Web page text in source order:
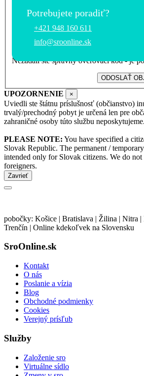
Potrebujete poradiť?
+421 948 160 611
info@sroonline.sk
Nezadali ste správny overovací kód - je
ODOSLAŤ
UPOZORNENIE ×
Uviedli ste štátnu príslušnosť (občianstvo)
trvalý/prechodný pobyt je určená len pre
zahraničné osoby túto službu neposkytujeme.
PLEASE NOTE: You have specified a
Slovak Republic. The permanent /
intended only for Slovak citizens. We do
foreigners.
Zavrieť
pobočky: Košice | Bratislava | Žilina | Nitra |
Trenčín | Online kdekoľvek na Slovensku
SroOnline.sk
Kontakt
O nás
Poslanie a vízia
Blog
Obchodné podmienky
Cookies
Verejný prísľub
Služby
Založenie sro
Virtuálne sídlo